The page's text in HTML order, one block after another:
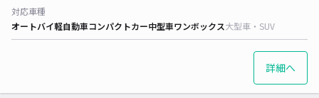
対応車種
オートバイ軽自動車コンパクトカー中型車ワンボックス大型車・SUV
詳細へ